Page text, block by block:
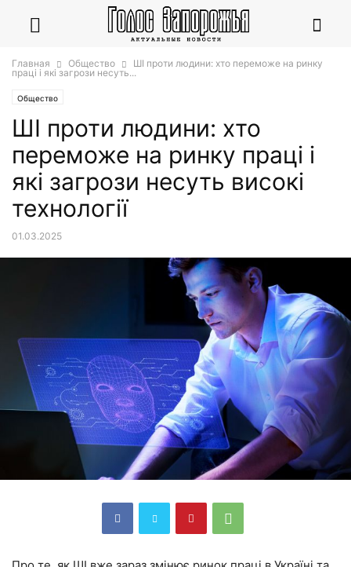
Главная Общество
ШІ проти людини: хто переможе на ринку
праці і які загрози несуть...
Общество
ШІ проти людини: хто
переможе на ринку праці і
які загрози несуть високі
технології
01.03.2025